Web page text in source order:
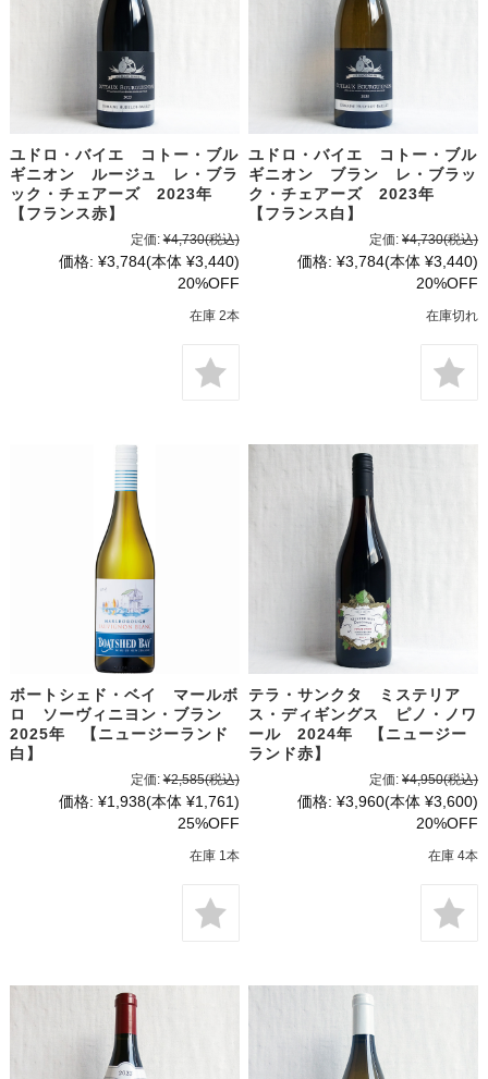
ユドロ・バイエ コトー・ブル
ギニオン ルージュ レ・ブラ
ック・チェアーズ 2023年
【フランス赤】
定価: ¥4,730(税込)
価格: ¥3,784(本体 ¥3,440)
20%OFF
在庫 2本
ユドロ・バイエ コトー・ブル
ギニオン ブラン レ・ブラッ
ク・チェアーズ 2023年
【フランス白】
定価: ¥4,730(税込)
価格: ¥3,784(本体 ¥3,440)
20%OFF
在庫切れ
ボートシェド・ベイ マールボ
ロ ソーヴィニヨン・ブラン
2025年 【ニュージーランド
白】
定価: ¥2,585(税込)
価格: ¥1,938(本体 ¥1,761)
25%OFF
在庫 1本
テラ・サンクタ ミステリア
ス・ディギングス ピノ・ノワ
ール 2024年 【ニュージー
ランド赤】
定価: ¥4,950(税込)
価格: ¥3,960(本体 ¥3,600)
20%OFF
在庫 4本